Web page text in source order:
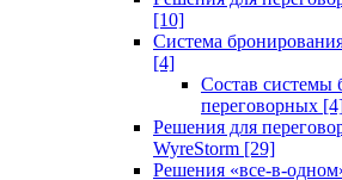
[10]
Система
[4]
Состав системы
переговорных
Решения для
WyreStorm [29]
Решения «все-в-